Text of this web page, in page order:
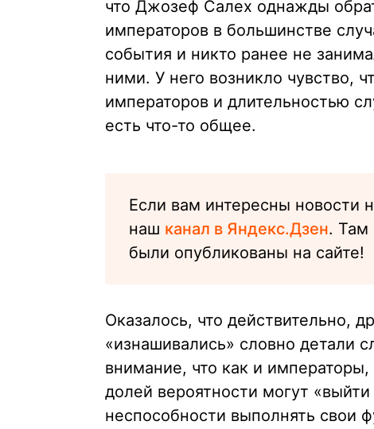
что Джозеф Салех однажды
императоров в большинстве
события и никто ранее не
ними. У него возникло чувство,
императоров и длительностью
есть что-то общее.
Если вам интересны новости
наш канал в Яндекс.Дзен. Там
были опубликованы на сайте!
Оказалось, что действительно,
«изнашивались» словно детали
внимание, что как и
долей вероятности могут
неспособности выполнять свои